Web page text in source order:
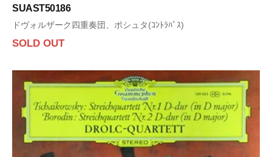
SUAST50186
ドヴォルザーク四重奏団、ポシュタ(ｺﾝﾄﾗﾊﾞｽ)
SOLD OUT